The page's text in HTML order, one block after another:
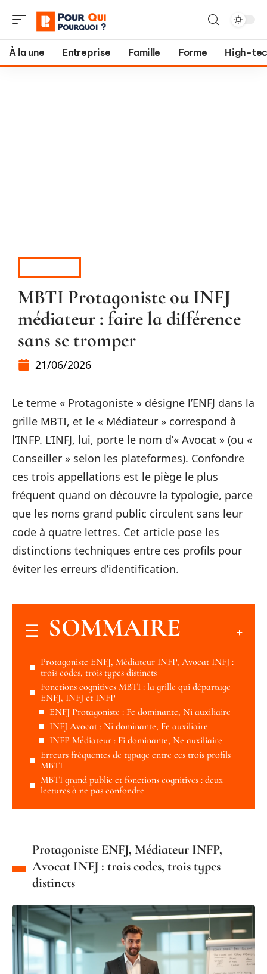
À la une Entreprise Famille Forme High-
MBTI Protagoniste ou INFJ
médiateur : faire la différence
sans se tromper
21/06/2026
Le terme « Protagoniste » désigne l’ENFJ dans la
grille MBTI, et le « Médiateur » correspond à
l’INFP. L’INFJ, lui, porte le nom d’« Avocat » (ou «
Conseiller » selon les plateformes). Confondre
ces trois appellations est le piège le plus
fréquent quand on découvre la typologie, parce
que les noms grand public circulent sans leur
code à quatre lettres. Cet article pose les
distinctions techniques entre ces profils pour
éviter les erreurs d’identification.
SOMMAIRE
Protagoniste ENFJ, Médiateur INFP, Avocat INFJ :
trois codes, trois types distincts
Fonctions cognitives MBTI : la grille qui départage
ENFJ, INFJ et INFP
ENFJ Protagoniste : Fe dominante, Ni auxiliaire
INFJ Avocat : Ni dominante, Fe auxiliaire
INFP Médiateur : Fi dominante, Ne auxiliaire
Erreurs fréquentes de typage entre ces trois profils
MBTI
MBTI grand public et fonctions cognitives : deux
lectures à ne pas confondre
Protagoniste ENFJ, Médiateur INFP,
Avocat INFJ : trois codes, trois types
distincts